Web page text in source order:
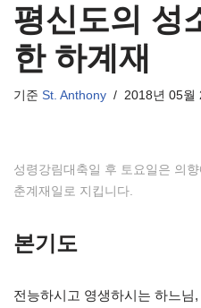
뛰
기
평신도의 성
한 하계재
기준 St. Anthony 2018년 05월
성령강림대축일 후 토요일은 의
춘계재일로 지킵니다.
본기도
전능하시고 영생하시는 하느